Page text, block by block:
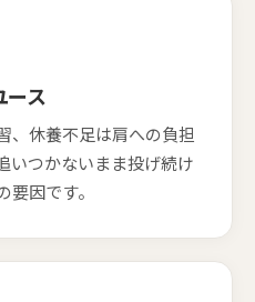
ース
、休養不足は肩への負担
いつかないまま投げ続け
因です。